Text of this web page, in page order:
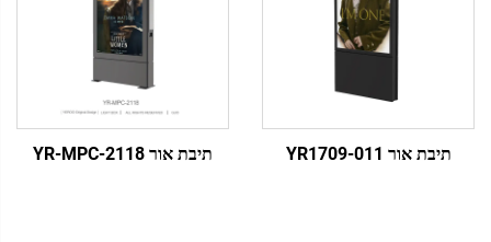
תיבת אור YR1709-011 תיבת אור YR-MPC-2118